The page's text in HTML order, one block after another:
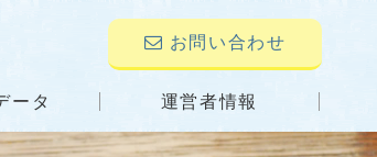
お問い合わせ
ータ 運営者情報